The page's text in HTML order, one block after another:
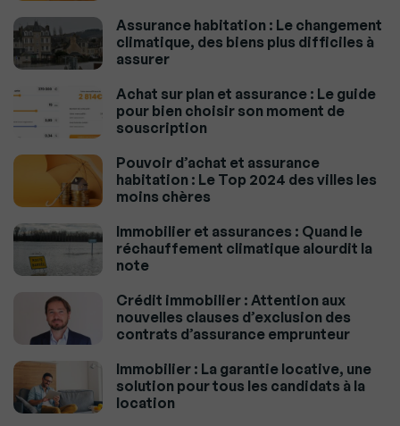
Assurance habitation : Le changement
climatique, des biens plus difficiles à
assurer
Achat sur plan et assurance : Le guide
pour bien choisir son moment de
souscription
Pouvoir d’achat et assurance
habitation : Le Top 2024 des villes les
moins chères
Immobilier et assurances : Quand le
réchauffement climatique alourdit la
note
Crédit immobilier : Attention aux
nouvelles clauses d’exclusion des
contrats d’assurance emprunteur
Immobilier : La garantie locative, une
solution pour tous les candidats à la
location